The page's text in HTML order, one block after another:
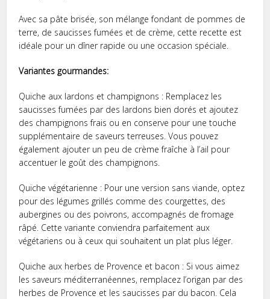
Avec sa pâte brisée, son mélange fondant de pommes de
terre, de saucisses fumées et de crème, cette recette est
idéale pour un dîner rapide ou une occasion spéciale.
Variantes gourmandes:
Quiche aux lardons et champignons : Remplacez les
saucisses fumées par des lardons bien dorés et ajoutez
des champignons frais ou en conserve pour une touche
supplémentaire de saveurs terreuses. Vous pouvez
également ajouter un peu de crème fraîche à l’ail pour
accentuer le goût des champignons.
Quiche végétarienne : Pour une version sans viande, optez
pour des légumes grillés comme des courgettes, des
aubergines ou des poivrons, accompagnés de fromage
râpé. Cette variante conviendra parfaitement aux
végétariens ou à ceux qui souhaitent un plat plus léger.
Quiche aux herbes de Provence et bacon : Si vous aimez
les saveurs méditerranéennes, remplacez l’origan par des
herbes de Provence et les saucisses par du bacon. Cela